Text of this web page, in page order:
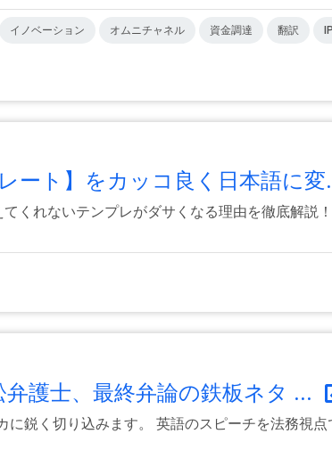
イノベーション オムニチャネル 資金調達 翻訳
ート】をカッコ良く日本語に変
くれないテンプレがダサくなる理由を徹底解説
護士、最終弁論の鉄板ネタ ...
鋭く切り込みます。 英語のスピーチを法務視